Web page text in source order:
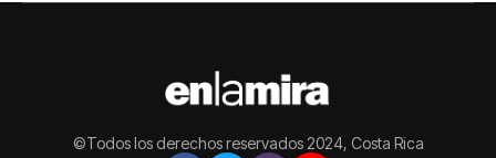
©Todos los derechos reservados 2024, Costa Rica